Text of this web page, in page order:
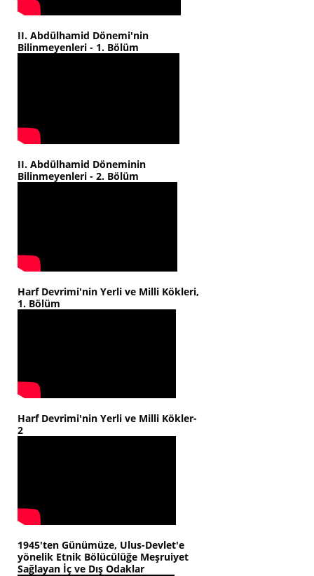
II. Abdülhamid Dönemi'nin
Bilinmeyenleri - 1. Bölüm
II. Abdülhamid Döneminin
Bilinmeyenleri - 2. Bölüm
Harf Devrimi'nin Yerli ve Milli Kökleri,
1. Bölüm
Harf Devrimi'nin Yerli ve Milli Kökler-
2
1945'ten Günümüze, Ulus-Devlet'e
yönelik Etnik Bölücülüğe Meşruiyet
Sağlayan İç ve Dış Odaklar